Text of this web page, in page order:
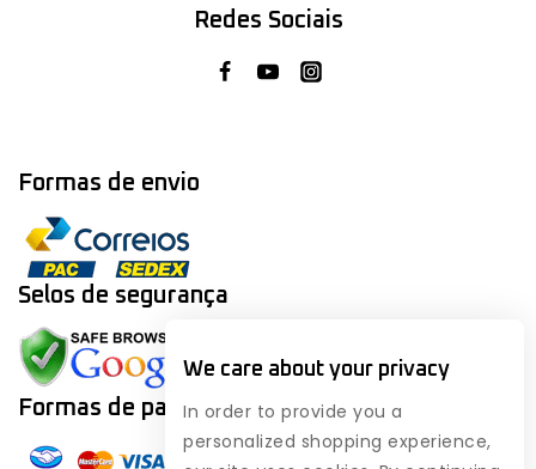
Redes Sociais
Formas de envio
Selos de segurança
Formas de pagamento
We care about your privacy
In order to provide you a
personalized shopping experience,